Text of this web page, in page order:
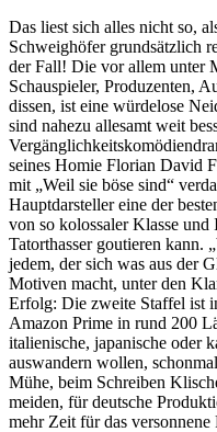
Das liest sich alles nicht so,
Schweighöfer grundsätzlich
der Fall! Die vor allem unter
Schauspieler, Produzenten,
dissen, ist eine würdelose
sind nahezu allesamt weit
seines Homie Florian David
mit „Weil sie böse sind“
Hauptdarsteller eine der
von so kolossaler Klasse und
Tatorthasser goutieren kann.
jedem, der sich was aus der
Motiven macht, unter den
Erfolg: Die zweite Staffel ist
Amazon Prime in rund 200
italienische, japanische oder
auswandern wollen,
Mühe, beim Schreiben
meiden, für deutsche
mehr Zeit für das